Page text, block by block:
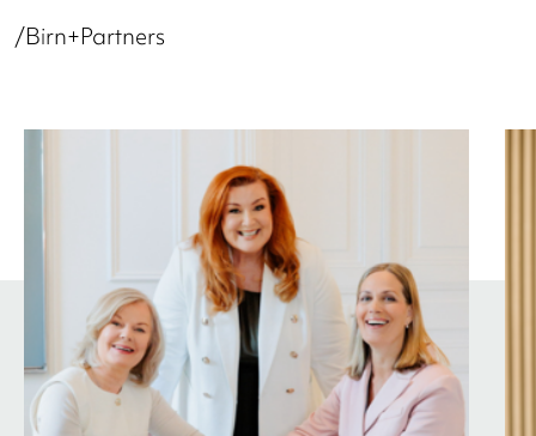
/Birn+Partners